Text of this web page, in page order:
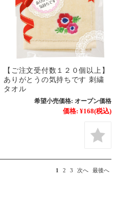
【ご注文受付数１２０個以上】
ありがとうの気持ちです 刺繍
タオル
希望小売価格: オープン価格
価格: ¥168(税込)
1 2 3 次へ 最後へ